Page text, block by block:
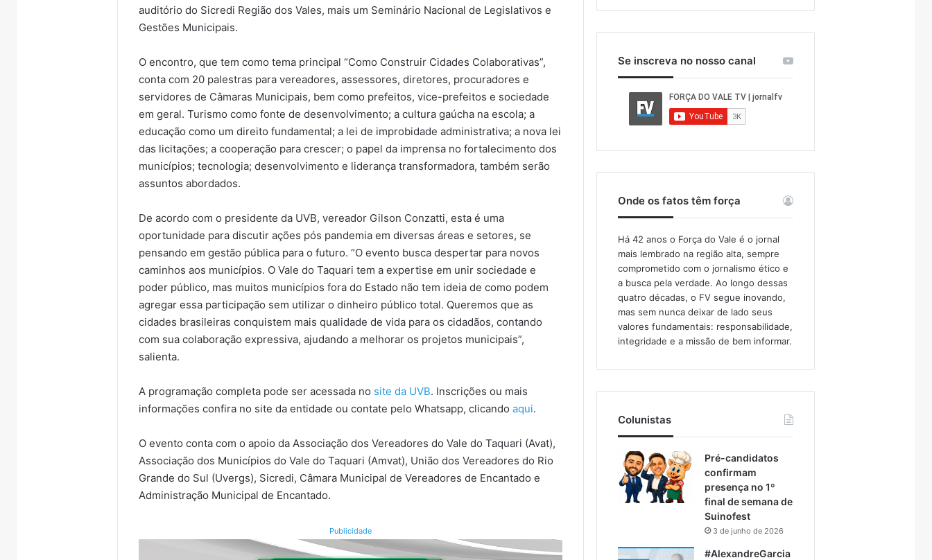
auditório do Sicredi Região dos Vales, mais um Seminário Nacional de Legislativos e
Gestões Municipais.
O encontro, que tem como tema principal “Como Construir Cidades Colaborativas”,
conta com 20 palestras para vereadores, assessores, diretores, procuradores e
servidores de Câmaras Municipais, bem como prefeitos, vice-prefeitos e sociedade
em geral. Turismo como fonte de desenvolvimento; a cultura gaúcha na escola; a
educação como um direito fundamental; a lei de improbidade administrativa; a nova lei
das licitações; a cooperação para crescer; o papel da imprensa no fortalecimento dos
municípios; tecnologia; desenvolvimento e liderança transformadora, também serão
assuntos abordados.
De acordo com o presidente da UVB, vereador Gilson Conzatti, esta é uma
oportunidade para discutir ações pós pandemia em diversas áreas e setores, se
pensando em gestão pública para o futuro. “O evento busca despertar para novos
caminhos aos municípios. O Vale do Taquari tem a expertise em unir sociedade e
poder público, mas muitos municípios fora do Estado não tem ideia de como podem
agregar essa participação sem utilizar o dinheiro público total. Queremos que as
cidades brasileiras conquistem mais qualidade de vida para os cidadãos, contando
com sua colaboração expressiva, ajudando a melhorar os projetos municipais”,
salienta.
A programação completa pode ser acessada no site da UVB. Inscrições ou mais
informações confira no site da entidade ou contate pelo Whatsapp, clicandoaqui.
O evento conta com o apoio da Associação dos Vereadores do Vale do Taquari (Avat),
Associação dos Municípios do Vale do Taquari (Amvat), União dos Vereadores do Rio
Grande do Sul (Uvergs), Sicredi, Câmara Municipal de Vereadores de Encantado e
Administração Municipal de Encantado.
Publicidade
Se inscreva no nosso canal
Onde os fatos têm força
Há 42 anos o Força do Vale é o jornal
mais lembrado na região alta, sempre
comprometido com o jornalismo ético e
a busca pela verdade. Ao longo dessas
quatro décadas, o FV segue inovando,
mas sem nunca deixar de lado seus
valores fundamentais: responsabilidade,
integridade e a missão de bem informar.​
Colunistas
Pré-candidatos
confirmam
presença no 1º
final de semana de
Suinofest
3 de junho de 2026
#AlexandreGarcia